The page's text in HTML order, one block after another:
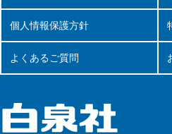
個人情報保護方針
よくあるご質問